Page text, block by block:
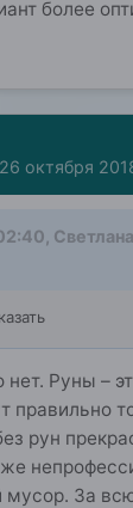
более
26 октября
нет. Руны –
правильно
рун
мусор. За